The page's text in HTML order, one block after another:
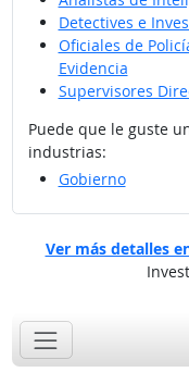
Detectives e
Oficiales de
Evidencia
Supervisores
Puede que le guste
industrias:
Gobierno
Ver más detalles